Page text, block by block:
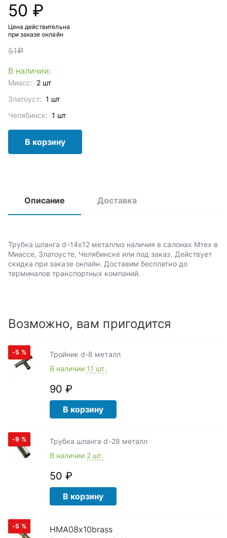
50 ₽
Цена действительна
при заказе онлайн
51c
В наличии:
Миасс: 2 шт
Златоуст: 1 шт
Челябинск: 1 шт
В корзину
Описание Доставка
Трубка шланга d-14х12 металлиз наличия в салонах Мтех в
Миассе, Златоусте, Челябинске или под заказ. Действует
скидка при заказе онлайн. Доставим бесплатно до
терминалов транспортных компаний.
Возможно, вам пригодится
-5 %
Тройник d-8 металл
В наличии 11 шт.
90 ₽
В корзину
-9 %
Трубка шланга d-28 металл
В наличии 2 шт.
50 ₽
В корзину
-5 % HMA08x10brass